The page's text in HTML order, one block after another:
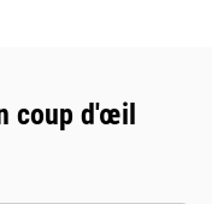
coup d'œil